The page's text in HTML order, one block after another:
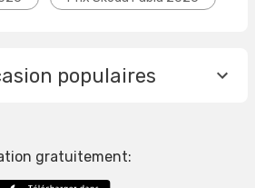
populaires
gratuitement: